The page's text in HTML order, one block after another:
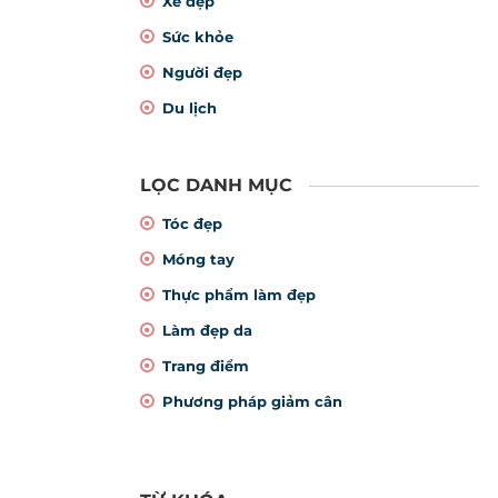
Sức khỏe
Người đẹp
Du lịch
LỌC DANH MỤC
Tóc đẹp
Móng tay
Thực phẩm làm đẹp
Làm đẹp da
Trang điểm
Phương pháp giảm cân